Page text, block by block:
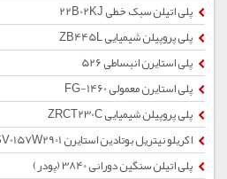
پلی اتیلن سبک خطی 22B02KJ
پلی پروپیلن شیمیایی ZB445L
پلی استایرن انبساطی 526
پلی استایرن معمولی 1460-FG
پلی پروپیلن شیمیایی ZRCT230C
اکریلو نیتریل بوتادین استایرن SV0157W2901
پلی اتیلن سنگین دورانی 3840 (پودر)